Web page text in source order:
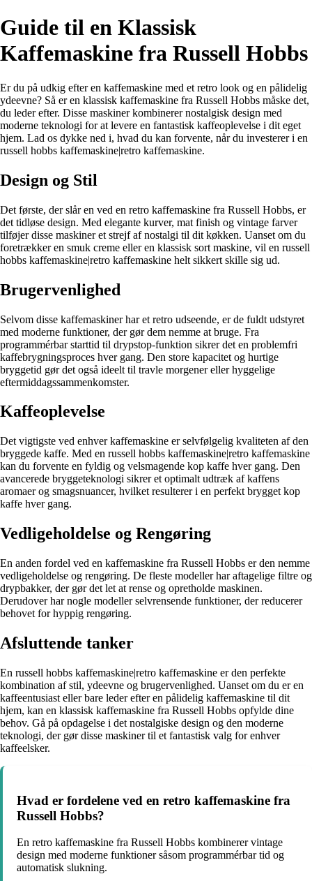
Guide til en Klassisk
Kaffemaskine fra Russell Hobbs
Er du på udkig efter en kaffemaskine med et retro look og en pålidelig
ydeevne? Så er en klassisk kaffemaskine fra Russell Hobbs måske det,
du leder efter. Disse maskiner kombinerer nostalgisk design med
moderne teknologi for at levere en fantastisk kaffeoplevelse i dit eget
hjem. Lad os dykke ned i, hvad du kan forvente, når du investerer i en
russell hobbs kaffemaskine|retro kaffemaskine.
Design og Stil
Det første, der slår en ved en retro kaffemaskine fra Russell Hobbs, er
det tidløse design. Med elegante kurver, mat finish og vintage farver
tilføjer disse maskiner et strejf af nostalgi til dit køkken. Uanset om du
foretrækker en smuk creme eller en klassisk sort maskine, vil en russell
hobbs kaffemaskine|retro kaffemaskine helt sikkert skille sig ud.
Brugervenlighed
Selvom disse kaffemaskiner har et retro udseende, er de fuldt udstyret
med moderne funktioner, der gør dem nemme at bruge. Fra
programmérbar starttid til drypstop-funktion sikrer det en problemfri
kaffebrygningsproces hver gang. Den store kapacitet og hurtige
bryggetid gør det også ideelt til travle morgener eller hyggelige
eftermiddagssammenkomster.
Kaffeoplevelse
Det vigtigste ved enhver kaffemaskine er selvfølgelig kvaliteten af den
bryggede kaffe. Med en russell hobbs kaffemaskine|retro kaffemaskine
kan du forvente en fyldig og velsmagende kop kaffe hver gang. Den
avancerede bryggeteknologi sikrer et optimalt udtræk af kaffens
aromaer og smagsnuancer, hvilket resulterer i en perfekt brygget kop
kaffe hver gang.
Vedligeholdelse og Rengøring
En anden fordel ved en kaffemaskine fra Russell Hobbs er den nemme
vedligeholdelse og rengøring. De fleste modeller har aftagelige filtre og
drypbakker, der gør det let at rense og opretholde maskinen.
Derudover har nogle modeller selvrensende funktioner, der reducerer
behovet for hyppig rengøring.
Afsluttende tanker
En russell hobbs kaffemaskine|retro kaffemaskine er den perfekte
kombination af stil, ydeevne og brugervenlighed. Uanset om du er en
kaffeentusiast eller bare leder efter en pålidelig kaffemaskine til dit
hjem, kan en klassisk kaffemaskine fra Russell Hobbs opfylde dine
behov. Gå på opdagelse i det nostalgiske design og den moderne
teknologi, der gør disse maskiner til et fantastisk valg for enhver
kaffeelsker.
Hvad er fordelene ved en retro kaffemaskine fra
Russell Hobbs?
En retro kaffemaskine fra Russell Hobbs kombinerer vintage
design med moderne funktioner såsom programmérbar tid og
automatisk slukning.